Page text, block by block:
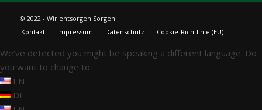
© 2022 - Wir entsorgen Sorgen
Kontakt
Impressum Datenschutz Cookie-Richtlinie (EU)
We've detected you might be speaking a different language. Do
you want to change to:
EN
DE